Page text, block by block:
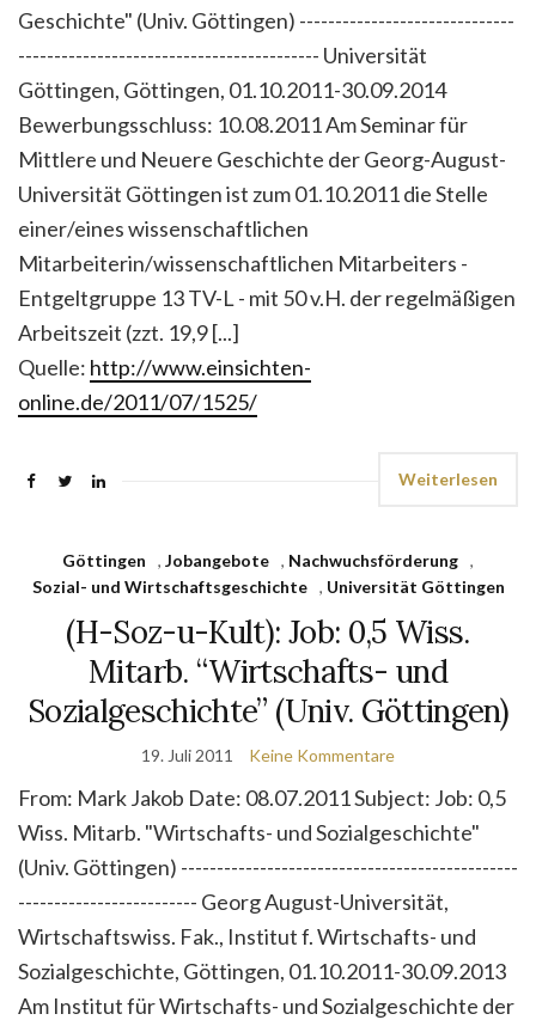
Geschichte" (Univ. Göttingen) ------------------------------
------------------------------------------ Universität
Göttingen, Göttingen, 01.10.2011-30.09.2014
Bewerbungsschluss: 10.08.2011 Am Seminar für
Mittlere und Neuere Geschichte der Georg-August-
Universität Göttingen ist zum 01.10.2011 die Stelle
einer/eines wissenschaftlichen
Mitarbeiterin/wissenschaftlichen Mitarbeiters -
Entgeltgruppe 13 TV-L - mit 50 v.H. der regelmäßigen
Arbeitszeit (zzt. 19,9 [...]
Quelle: http://www.einsichten-
online.de/2011/07/1525/
Weiterlesen
Göttingen , Jobangebote , Nachwuchsförderung ,
Sozial- und Wirtschaftsgeschichte
, Universität Göttingen
(H-Soz-u-Kult): Job: 0,5 Wiss.
Mitarb. “Wirtschafts- und
Sozialgeschichte” (Univ. Göttingen)
19. Juli 2011 Keine Kommentare
From: Mark Jakob Date: 08.07.2011 Subject: Job: 0,5
Wiss. Mitarb. "Wirtschafts- und Sozialgeschichte"
(Univ. Göttingen) -----------------------------------------------
------------------------- Georg August-Universität,
Wirtschaftswiss. Fak., Institut f. Wirtschafts- und
Sozialgeschichte, Göttingen, 01.10.2011-30.09.2013
Am Institut für Wirtschafts- und Sozialgeschichte der